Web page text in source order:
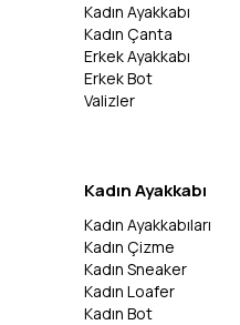
Kadın Ayakkabı
Kadın Çanta
Erkek Ayakkabı
Erkek Bot
Valizler
Kadın Ayakkabı
Kadın Ayakkabıları
Kadın Çizme
Kadın Sneaker
Kadın Loafer
Kadın Bot